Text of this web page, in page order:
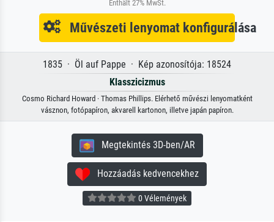
Enthält 27% MwSt.
Művészeti lenyomat konfigurálása
1835 · Öl auf Pappe · Kép azonosítója: 18524
Klasszicizmus
Cosmo Richard Howard · Thomas Phillips. Elérhető művészi lenyomatként
vásznon, fotópapíron, akvarell kartonon, illetve japán papíron.
Megtekintés 3D-ben/AR
Hozzáadás kedvencekhez
0 Vélemények